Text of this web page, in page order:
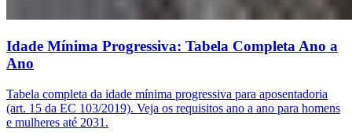
Idade Mínima Progressiva: Tabela Completa Ano a
Ano
Tabela completa da idade mínima progressiva para aposentadoria
(art. 15 da EC 103/2019). Veja os requisitos ano a ano para homens
e mulheres até 2031.